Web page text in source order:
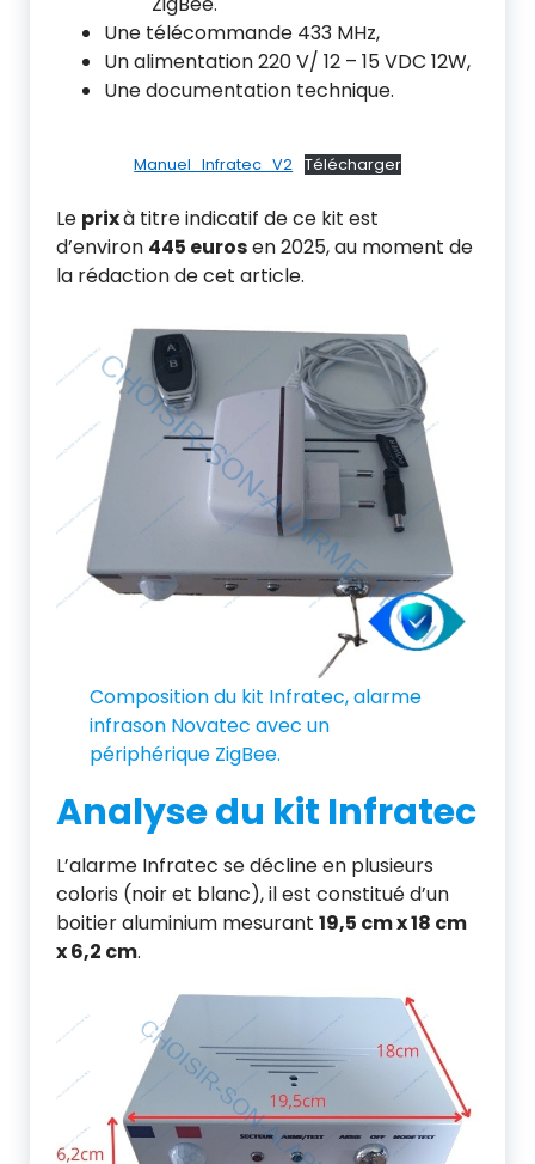
Une télécommande 433 MHz,
Un alimentation 220 V/ 12 – 15 VDC 12W,
Une documentation technique.
Manuel_Infratec_V2 Télécharger
Le prixà titre indicatif de ce kit est
d’environ 445 eurosen 2025, au moment de
la rédaction de cet article.
Composition du kit Infratec, alarme
infrason Novatec avec un
périphérique ZigBee.
Analyse du kit Infratec
L’alarme Infratec se décline en plusieurs
coloris (noir et blanc), il est constitué d’un
boitier aluminium mesurant 19,5 cm x 18 cm
x 6,2 cm.